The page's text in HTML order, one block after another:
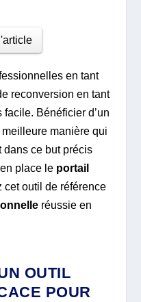
en tant
reconversion en tant
facile. Bénéficier d’un
manière qui
dans ce but précis
place le portail
cet outil de référence
réussie en
OUTIL
POUR